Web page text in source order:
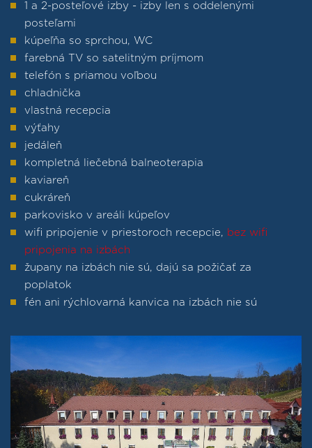
1 a 2-posteľové izby - izby len s oddelenými
posteľami
kúpeľňa so sprchou, WC
farebná TV so satelitným príjmom
telefón s priamou voľbou
chladnička
vlastná recepcia
výťahy
jedáleň
kompletná liečebná balneoterapia
kaviareň
cukráreň
parkovisko v areáli kúpeľov
wifi pripojenie v priestoroch recepcie, bez wifi
pripojenia na izbách
župany na izbách nie sú, dajú sa požičať za
poplatok
fén ani rýchlovarná kanvica na izbách nie sú